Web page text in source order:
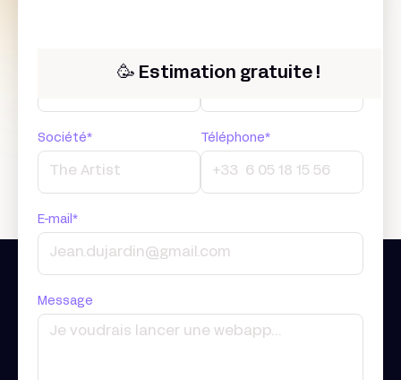
🥳 Estimation gratuite !
Société* Téléphone*
E-mail*
Message